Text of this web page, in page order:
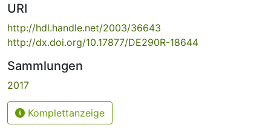
URI
http://hdl.handle.net/2003/36643
http://dx.doi.org/10.17877/DE290R-18644
Sammlungen
2017
Komplettanzeige